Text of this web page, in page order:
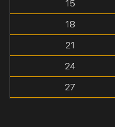
15
18
21
24
27